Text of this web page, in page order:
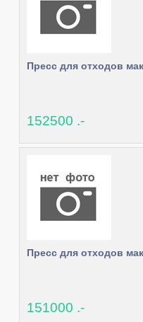
Пресс для отходов
152500 .-
Пресс для отходов
151000 .-